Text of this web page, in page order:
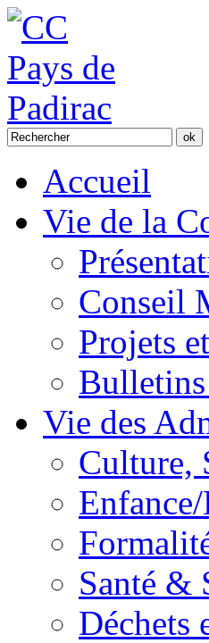
Accueil
Vie de la
Conseil
Projets
Vie des
Culture,
Santé &
Déchets